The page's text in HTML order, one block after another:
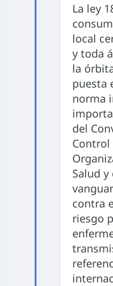
La ley
local
y toda
la
puesta
norma
del
Control
Salud
contra
riesgo